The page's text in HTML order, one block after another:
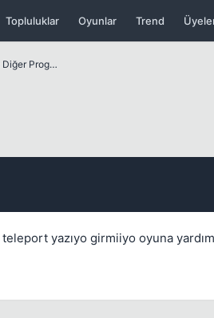
Topluluklar Oyunlar Trend
iSro Ücretsiz Botlar ve Diğer Programlar
yazıyo girmiiyo oyuna